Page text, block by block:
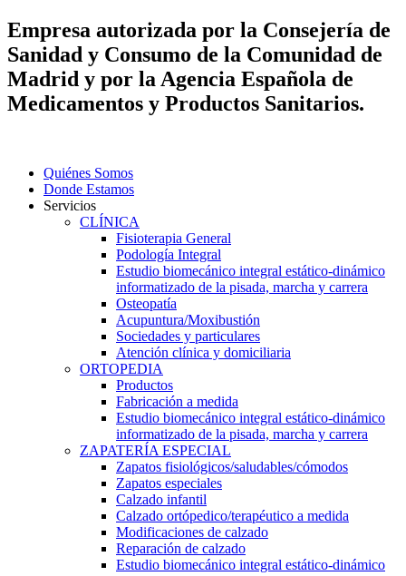
Empresa autorizada por la Consejería de
Sanidad y Consumo de la Comunidad de
Madrid y por la Agencia Española de
Medicamentos y Productos Sanitarios.
Quiénes Somos
Donde Estamos
Servicios
CLÍNICA
Fisioterapia General
Podología Integral
Estudio biomecánico integral estático-dinámico
informatizado de la pisada, marcha y carrera
Osteopatía
Acupuntura/Moxibustión
Sociedades y particulares
Atención clínica y domiciliaria
ORTOPEDIA
Productos
Fabricación a medida
Estudio biomecánico integral estático-dinámico
informatizado de la pisada, marcha y carrera
ZAPATERÍA ESPECIAL
Zapatos fisiológicos/saludables/cómodos
Zapatos especiales
Calzado infantil
Calzado ortópedico/terapéutico a medida
Modificaciones de calzado
Reparación de calzado
Estudio biomecánico integral estático-dinámico